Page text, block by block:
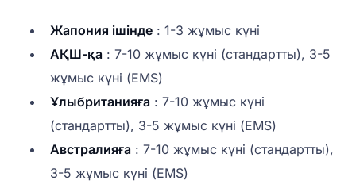
Жапония ішінде : 1-3 жұмыс күні
АҚШ-қа : 7-10 жұмыс күні (стандартты), 3-5
жұмыс күні (EMS)
Ұлыбританияға : 7-10 жұмыс күні
(стандартты), 3-5 жұмыс күні (EMS)
Австралияға : 7-10 жұмыс күні (стандартты),
3-5 жұмыс күні (EMS)